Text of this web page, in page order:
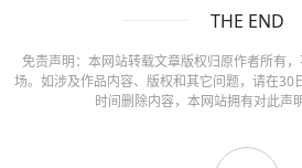
THE END
免责声明：本网站转载文章版权归原作者所有
场。如涉及作品内容、版权和其它问题，请在30
时间删除内容，本网站拥有对此声